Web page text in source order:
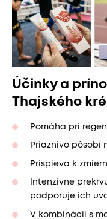
Účinky a
Thajského
Pomáha pri
Priaznivo pôsobí
Prispieva k
Intenzívne
podporuje ich
V kombinácii s